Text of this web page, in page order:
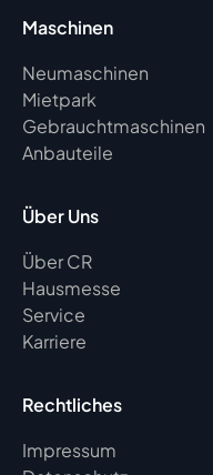
Maschinen
Neumaschinen
Mietpark
Gebrauchtmaschinen
Anbauteile
Über Uns
Über CR
Hausmesse
Service
Karriere
Rechtliches
Impressum